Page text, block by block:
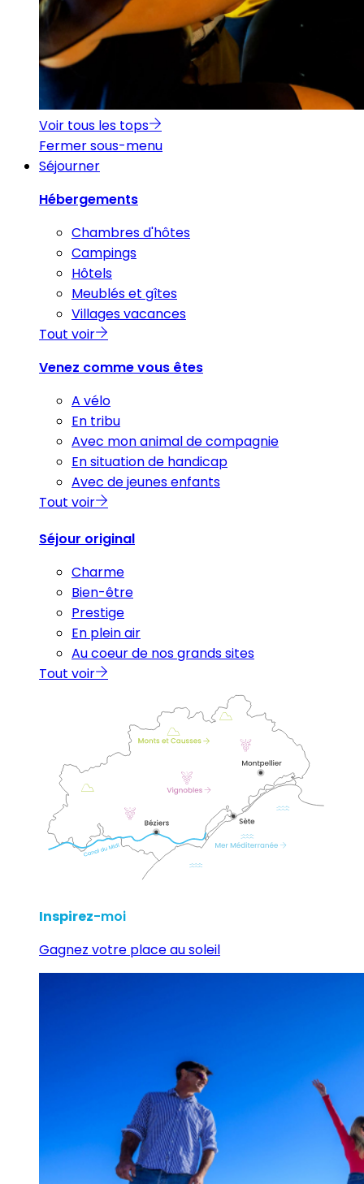
Voir tous les tops
Fermer sous-menu
Séjourner
Hébergements
Chambres d'hôtes
Campings
Hôtels
Meublés et gîtes
Villages vacances
Tout voir
Venez comme vous êtes
A vélo
En tribu
Avec mon animal de compagnie
En situation de handicap
Avec de jeunes enfants
Tout voir
Séjour original
Charme
Bien-être
Prestige
En plein air
Au coeur de nos grands sites
Tout voir
Inspirez-moi
Gagnez votre place au soleil